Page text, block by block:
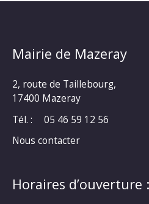
Mairie de Mazeray
2, route de Taillebourg,
17400 Mazeray
Tél. :
05 46 59 12 56
Nous contacter
Horaires d’ouverture :